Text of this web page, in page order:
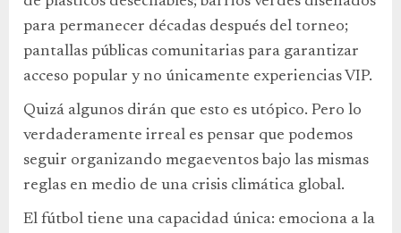
para permanecer décadas después del torneo;
pantallas públicas comunitarias para garantizar
acceso popular y no únicamente experiencias VIP.
Quizá algunos dirán que esto es utópico. Pero lo
verdaderamente irreal es pensar que podemos
seguir organizando megaeventos bajo las mismas
reglas en medio de una crisis climática global.
El fútbol tiene una capacidad única: emociona a la